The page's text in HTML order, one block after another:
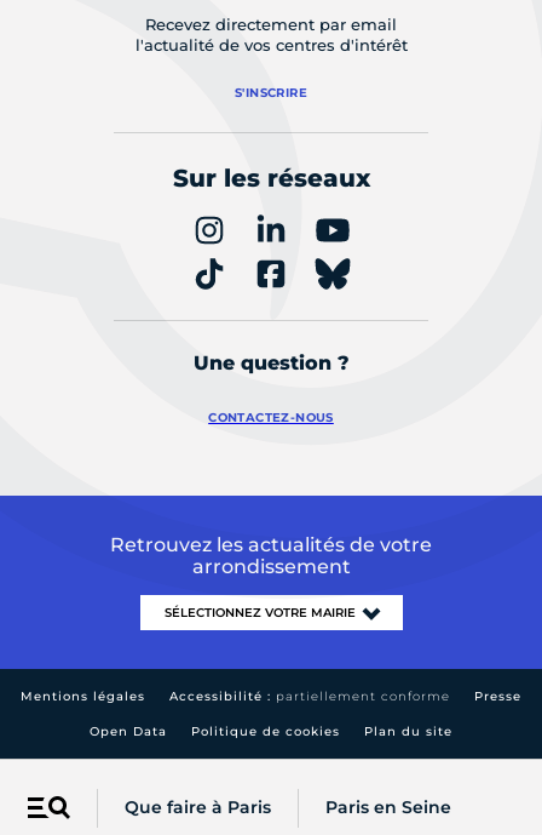
Menu Que faire à Paris Paris en Seine
Recevez directement par email
l'actualité de vos centres d'intérêt
S'INSCRIRE
Sur les réseaux
Une question ?
CONTACTEZ-NOUS
Retrouvez les actualités de votre
arrondissement
Mentions légales Accessibilité : partiellement conforme Presse
Open Data Politique de cookies Plan du site